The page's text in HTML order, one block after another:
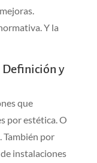
Y la
Definición y
que
por estética. O
También por
instalaciones